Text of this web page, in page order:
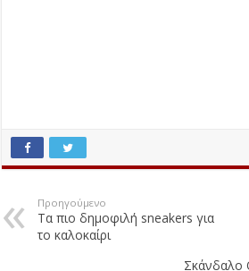
Προηγούμενο
Τα πιο δημοφιλή sneakers για
το καλοκαίρι
Σκάνδαλο